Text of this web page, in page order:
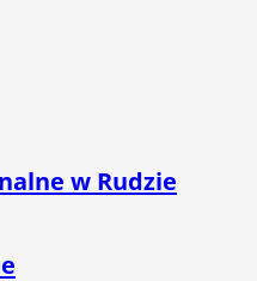
w Rudzie